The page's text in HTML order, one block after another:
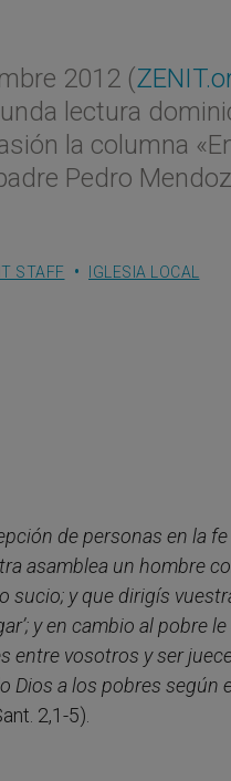
2012 (
lectura
la columna
Pedro
STAFF IGLESIA LOCAL
de personas en la
asamblea un hombre
y que dirigís
y en cambio al pobre le
entre vosotros y ser
Dios a los pobres
2,1-5).